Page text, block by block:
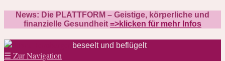
News: Die PLATTFORM – Geistige, körperliche und
finanzielle Gesundheit =>klicken für mehr Infos
beseelt und beflügelt
☰ Zur Navigation